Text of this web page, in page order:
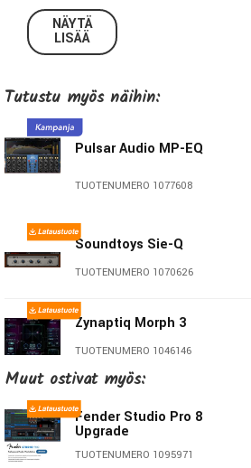
Three different phase modes,
phase mode with adjustable latency
Choose channel mode for each
NÄYTÄ
LISÄÄ
Tutustu myös näihin:
Pulsar Audio MP-EQ
TUOTENUMERO 1077608
Soundtoys Sie-Q
TUOTENUMERO 1070626
Zynaptiq Morph 3
TUOTENUMERO 1046146
Antares Mic Mod
TUOTENUMERO 1058567
Muut ostivat myös:
Fender Studio Pro 8
Upgrade
TUOTENUMERO 1095971